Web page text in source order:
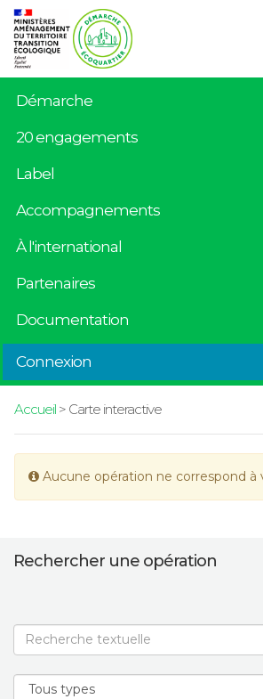
Démarche
20 engagements
Label
Accompagnements
À l'international
Partenaires
Documentation
Connexion
Accueil> Carte interactive
Aucune opération ne correspond à
Rechercher une opération